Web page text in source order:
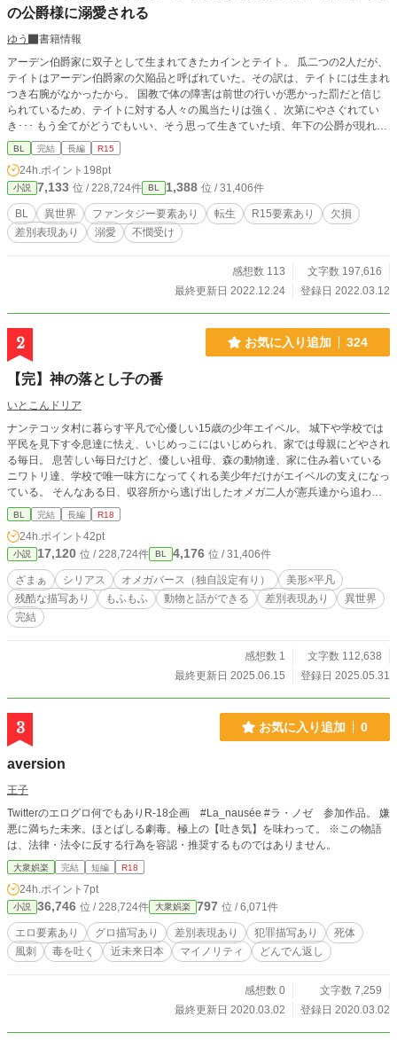
の公爵様に溺愛される
ゆう
書籍情報
アーデン伯爵家に双子として生まれてきたカインとテイト。 瓜二つの2人だが、
テイトはアーデン伯爵家の欠陥品と呼ばれていた。その訳は、テイトには生まれ
つき右腕がなかったから。 国教で体の障害は前世の行いが悪かった罰だと信じ
られているため、テイトに対する人々の風当たりは強く、次第にやさぐれてい
き･･･ もう全てがどうでもいい、そう思って生きていた頃、年下の公爵が現れな
ぜか溺愛されて･･･？ ※設定はふわふわです ※差別的なシーンがあります
BL 完結 長編 R15
24h.ポイント 198pt
小説 7,133 位 / 228,724件 BL 1,388 位 / 31,406件
BL 異世界 ファンタジー要素あり 転生 R15要素あり
欠損
差別表現あり
溺愛 不憫受け
感想数 113
文字数 197,616
最終更新日 2022.12.24
登録日 2022.03.12
2 お気に入り追加 324
【完】神の落とし子の番
いとこんドリア
ナンテコッタ村に暮らす平凡で心優しい15歳の少年エイベル。 城下や学校では
平民を見下す令息達に怯え、いじめっこにはいじめられ、家では母親にどやされ
る毎日。 息苦しい毎日だけど、優しい祖母、森の動物達、家に住み着いている
ニワトリ達、学校で唯一味方になってくれる美少年だけがエイベルの支えになっ
ている。 そんなある日、収容所から逃げ出したオメガ二人が憲兵達から追われ
て暴力にあっていた。 謎のスパダリ美少年×ドジで健気な平凡男子
BL 完結 長編 R18
24h.ポイント 42pt
小説 17,120 位 / 228,724件 BL 4,176 位 / 31,406件
ざまぁ シリアス オメガバース（独自設定有り）
美形×平凡
残酷な描写あり
もふもふ 動物と話ができる 差別表現あり
異世界
完結
感想数 1
文字数 112,638
最終更新日 2025.06.15
登録日 2025.05.31
3 お気に入り追加 0
aversion
王子
Twitterのエログロ何でもありR-18企画 #La_nausée #ラ・ノゼ 参加作品。 嫌
悪に満ちた未来。ほとばしる劇毒。極上の【吐き気】を味わって。 ※この物語
は、法律・法令に反する行為を容認・推奨するものではありません。
大衆娯楽 完結 短編 R18
24h.ポイント 7pt
小説 36,746 位 / 228,724件 大衆娯楽 797 位 / 6,071件
エロ要素あり グロ描写あり 差別表現あり 犯罪描写あり
死体
風刺
毒を吐く 近未来日本 マイノリティ どんでん返し
感想数 0
文字数 7,259
最終更新日 2020.03.02
登録日 2020.03.02